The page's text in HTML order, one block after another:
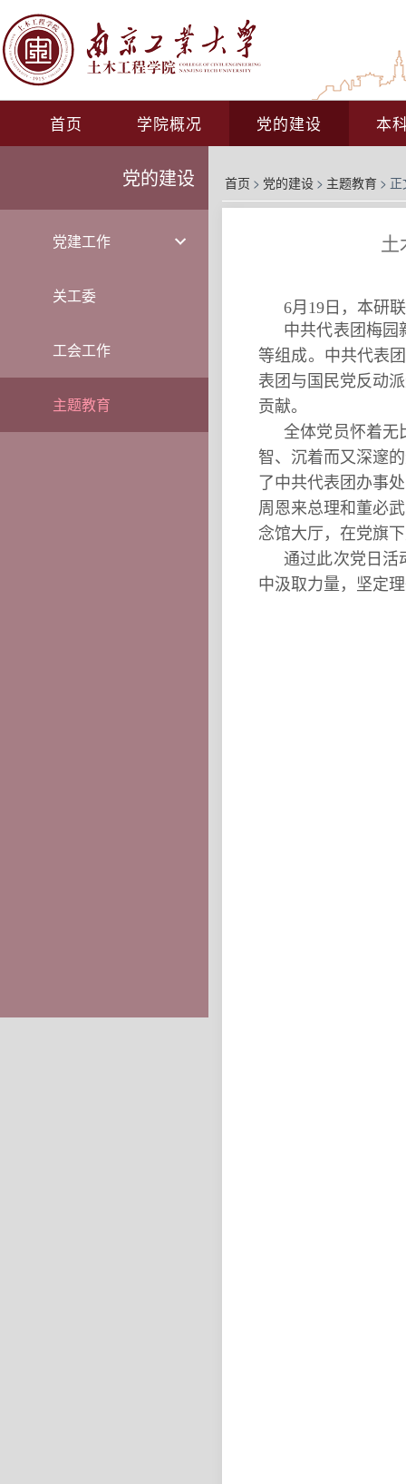
首页 学院概况 党的建设 本
党的建设
党建工作
关工委
工会工作
主题教育
首页 > 党的建设 > 主题教育 > 正
6月19日，本研
中共代表团梅园
等组成。中共代表
表团与国民党反动
贡献。
全体党员怀着无
智、沉着而又深邃
了中共代表团办事
周恩来总理和董必
念馆大厅，在党旗
通过此次党日活
中汲取力量，坚定